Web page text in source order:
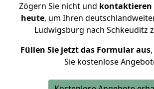
Zögern Sie nicht und kontaktieren
heute, um Ihren
Ludwigsburg nach Schkeuditz
Füllen Sie jetzt das Formular aus
Sie kostenlose